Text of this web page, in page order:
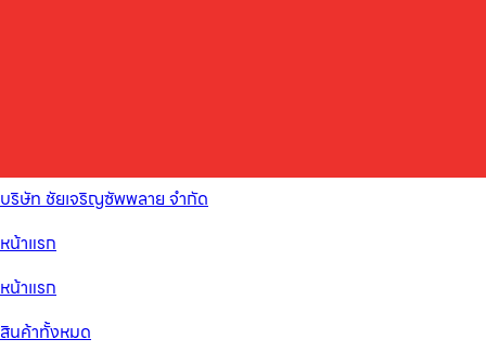
บริษัท ชัยเจริญซัพพลาย จำกัด
หน้าแรก
หน้าแรก
สินค้าทั้งหมด